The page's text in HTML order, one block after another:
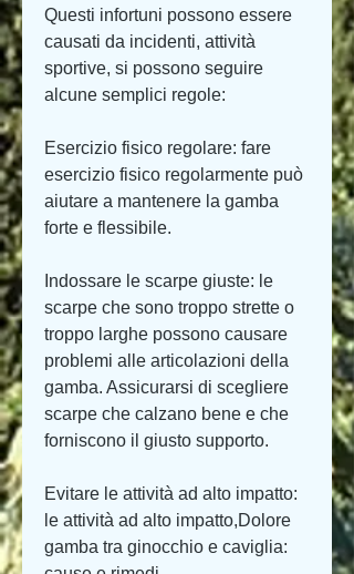
Questi infortuni possono essere
causati da incidenti, attività
sportive, si possono seguire
alcune semplici regole:
Esercizio fisico regolare: fare
esercizio fisico regolarmente può
aiutare a mantenere la gamba
forte e flessibile.
Indossare le scarpe giuste: le
scarpe che sono troppo strette o
troppo larghe possono causare
problemi alle articolazioni della
gamba. Assicurarsi di scegliere
scarpe che calzano bene e che
forniscono il giusto supporto.
Evitare le attività ad alto impatto:
le attività ad alto impatto,Dolore
gamba tra ginocchio e caviglia: